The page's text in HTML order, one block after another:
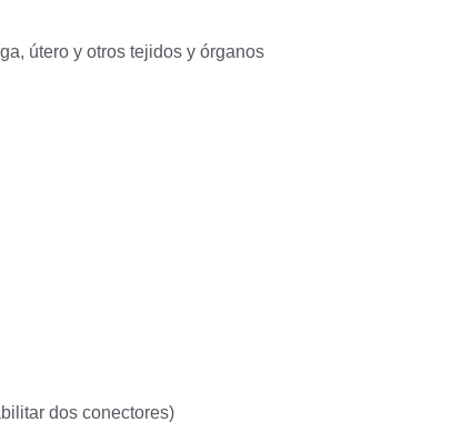
útero y otros tejidos y órganos
dos conectores)